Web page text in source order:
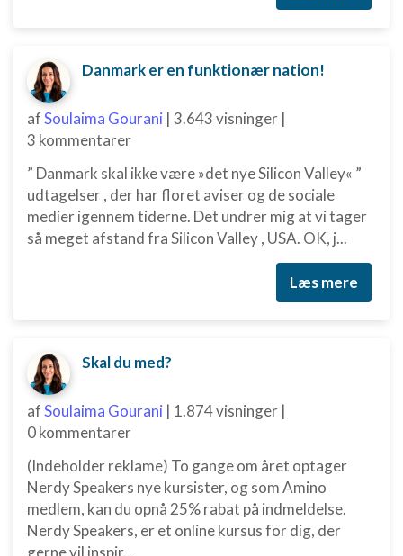
Danmark er en funktionær nation!
afSoulaima Gourani | 3.643 visninger |
3 kommentarer
” Danmark skal ikke være »det nye Silicon Valley« ”
udtagelser , der har floret aviser og de sociale
medier igennem tiderne. Det undrer mig at vi tager
så meget afstand fra Silicon Valley , USA. OK, j...
Læs mere
Skal du med?
afSoulaima Gourani | 1.874 visninger |
0 kommentarer
(Indeholder reklame) To gange om året optager
Nerdy Speakers nye kursister, og som Amino
medlem, kan du opnå 25% rabat på indmeldelse.
Nerdy Speakers, er et online kursus for dig, der
gerne vil inspir...